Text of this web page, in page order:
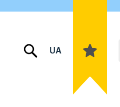
UA